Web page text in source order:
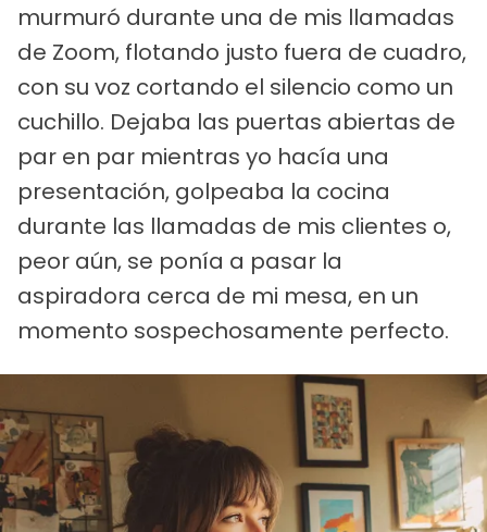
murmuró durante una de mis llamadas
de Zoom, flotando justo fuera de cuadro,
con su voz cortando el silencio como un
cuchillo. Dejaba las puertas abiertas de
par en par mientras yo hacía una
presentación, golpeaba la cocina
durante las llamadas de mis clientes o,
peor aún, se ponía a pasar la
aspiradora cerca de mi mesa, en un
momento sospechosamente perfecto.